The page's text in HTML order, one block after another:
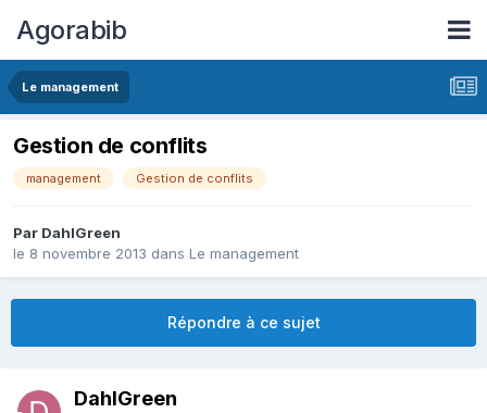
Agorabib
Le management
Gestion de conflits
management Gestion de conflits
Par DahlGreen
le 8 novembre 2013 dans Le management
Répondre à ce sujet
DahlGreen